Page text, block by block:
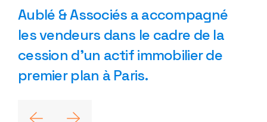
Aublé & Associés a accompagné
les vendeurs dans le cadre de la
cession d’un actif immobilier de
premier plan à Paris.